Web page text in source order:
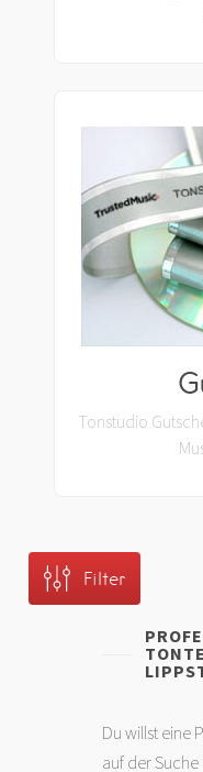
Tonstudio
Filter
Du willst eine
auf der